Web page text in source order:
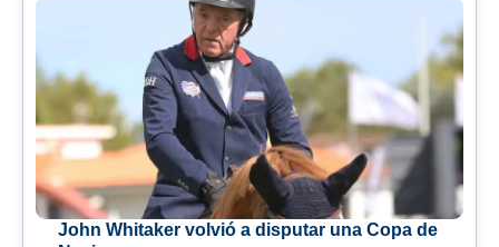
John Whitaker volvió a disputar una Copa de